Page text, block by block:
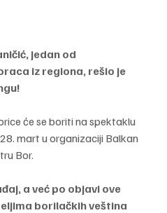
jedan od
iz regiona, rešio je
će se boriti na spektaklu
mart u organizaciji Balkan
Bor.
a već po objavi ove
borilačkih veština